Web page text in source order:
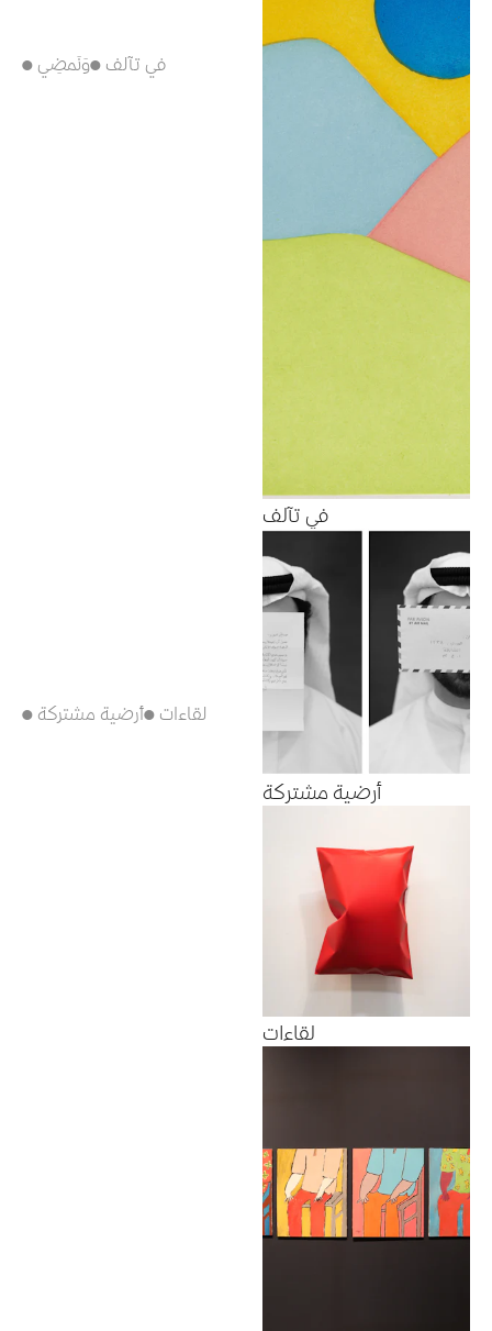
● وَنَمضِي ● في تآلف
● أرضية مشتركة ● لقاءات
في تآلف
أرضية مشتركة
لقاءات